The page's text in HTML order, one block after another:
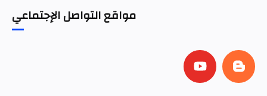
مواقع التواصل الإجتماعي